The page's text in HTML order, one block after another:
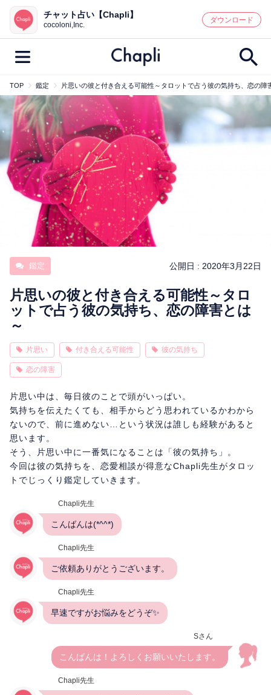
鑑定記事・占い師検索
最新記事一覧
人気記事一覧
カテゴリー別
鑑定 占い師 キャンペーン
キーワード別
彼の気持ち 恋の行方
今週の運勢 彼氏 片思い
相性
チャット占い【Chapli】
cocoloni,Inc.
ダウンロード
TOP 鑑定 片思いの彼と付き合える可能性～タロットで占う彼の気持ち、恋の障
鑑定 公開日 : 2020年3月22日
片思いの彼と付き合える可能性～タロ
ットで占う彼の気持ち、恋の障害とは
～
片思い 付き合える可能性 彼の気持ち
恋の障害
片思い中は、毎日彼のことで頭がいっぱい。
気持ちを伝えたくても、相手からどう思われているかわから
ないので、前に進めない…という状況は誰しも経験があると
思います。
そう、片思い中に一番気になることは「彼の気持ち」。
今回は彼の気持ちを、恋愛相談が得意なChapli先生がタロッ
トでじっくり鑑定していきます。
Chapli先生
こんばんは(*^^*)
Chapli先生
ご依頼ありがとうございます。
Chapli先生
早速ですがお悩みをどうぞ✨
Sさん
こんばんは！よろしくお願いいたします。
Chapli先生